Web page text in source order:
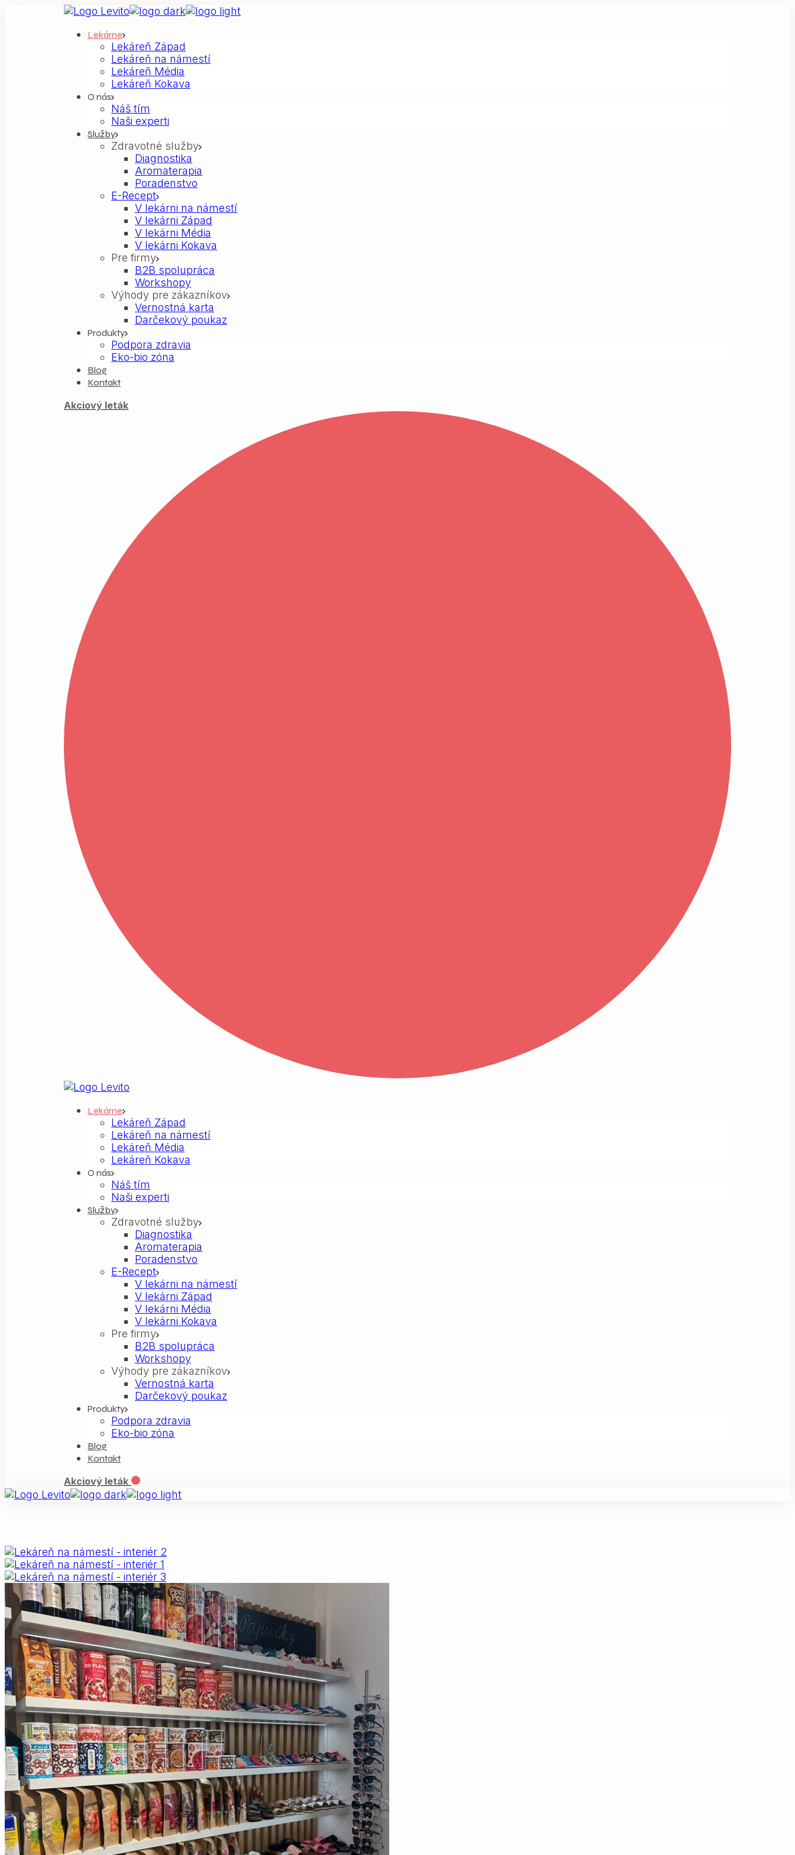
Lekárne
Lekáreň Západ
Lekáreň na námestí
Lekáreň Média
Lekáreň Kokava
O nás
Náš tím
Naši experti
Služby
Zdravotné služby
Diagnostika
Aromaterapia
Poradenstvo
E-Recept
V lekárni na námestí
V lekárni Západ
V lekárni Média
V lekárni Kokava
Pre firmy
B2B spolupráca
Workshopy
Výhody pre zákazníkov
Vernostná karta
Darčekový poukaz
Produkty
Podpora zdravia
Eko-bio zóna
Blog
Kontakt
Akciový leták
Lekárne
Lekáreň Západ
Lekáreň na námestí
Lekáreň Média
Lekáreň Kokava
O nás
Náš tím
Naši experti
Služby
Zdravotné služby
Diagnostika
Aromaterapia
Poradenstvo
E-Recept
V lekárni na námestí
V lekárni Západ
V lekárni Média
V lekárni Kokava
Pre firmy
B2B spolupráca
Workshopy
Výhody pre zákazníkov
Vernostná karta
Darčekový poukaz
Produkty
Podpora zdravia
Eko-bio zóna
Blog
Kontakt
Akciový leták